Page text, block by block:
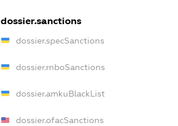
dossier.sanctions
dossier.specSanctions
dossier.rnboSanctions
dossier.amkuBlackList
dossier.ofacSanctions